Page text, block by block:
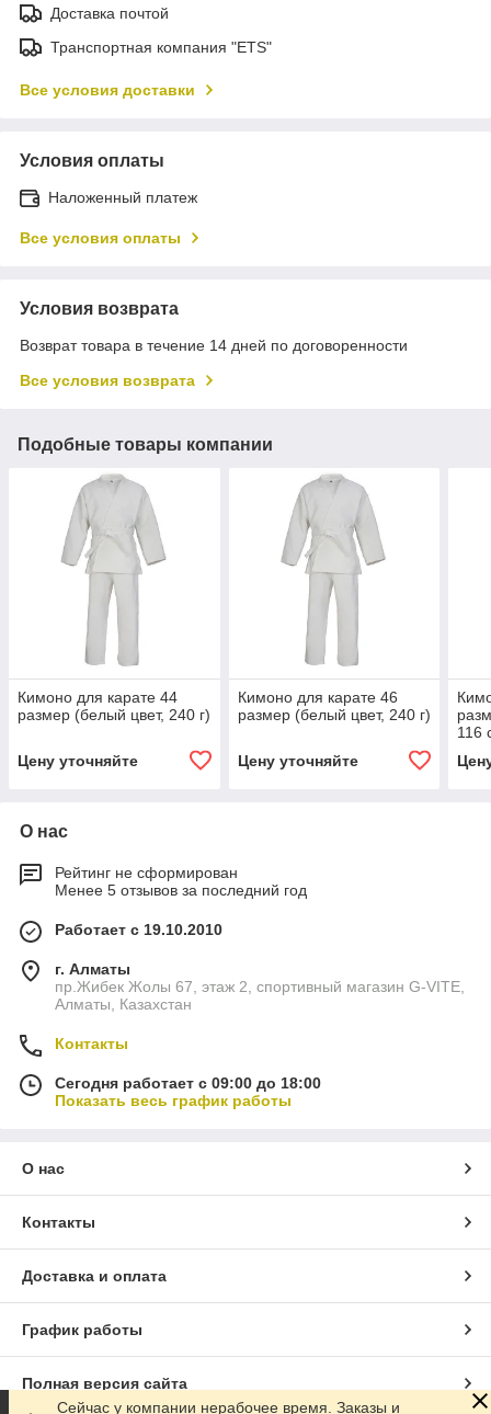
Доставка почтой
Транспортная компания "ETS"
Все условия доставки
Условия оплаты
Наложенный платеж
Все условия оплаты
Условия возврата
Возврат товара в течение 14 дней по договоренности
Все условия возврата
Подобные товары компании
Кимоно для карате 44
размер (белый цвет, 240 г)
Цену уточняйте
Кимоно для карате 46
размер (белый цвет, 240 г)
Цену уточняйте
116
О нас
Рейтинг не сформирован
Менее 5 отзывов за последний год
Работает с 19.10.2010
г. Алматы
пр.Жибек Жолы 67, этаж 2, спортивный магазин G-VITE,
Алматы, Казахстан
Контакты
Сегодня работает с 09:00 до 18:00
Показать весь график работы
О нас
Контакты
Доставка и оплата
График работы
Полная версия сайта
Сейчас у компании нерабочее время. Заказы и